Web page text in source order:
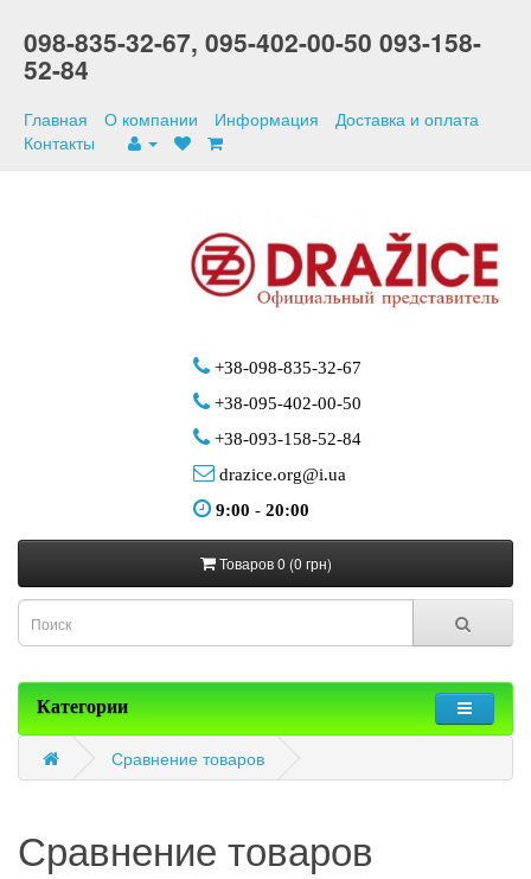
098-835-32-67, 095-402-00-50 093-158-
52-84
Главная О компании Информация
Доставка и оплата
Контакты
+38-098-835-32-67
+38-095-402-00-50
+38-093-158-52-84
drazice.org@i.ua
9:00 - 20:00
Товаров 0 (0 грн)
Категории
Сравнение товаров
Сравнение товаров